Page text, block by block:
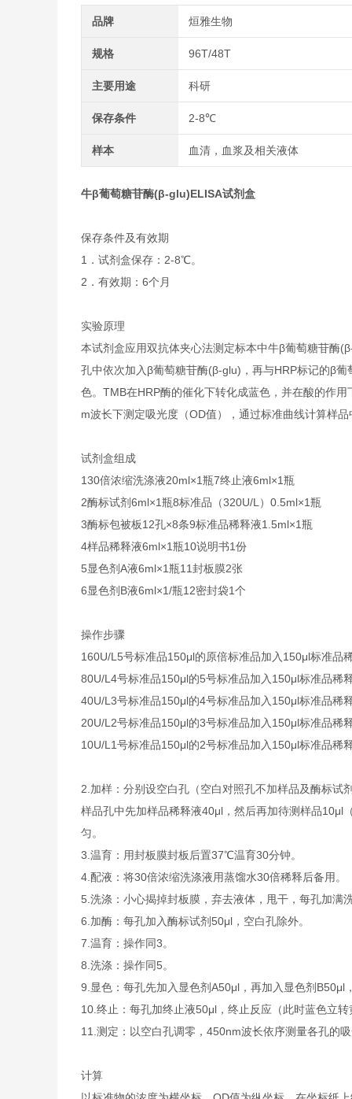
品牌 烜雅生物
规格 96T/48T
主要用途 科研
保存条件 2-8℃
样本 血清，血浆及相关液体
牛β葡萄糖苷酶(β-glu)ELISA试剂盒
保存条件及有效期
1．试剂盒保存：2-8℃。
2．有效期：6个月
实验原理
本试剂盒应用双抗体夹心法测定标本中牛β葡萄糖苷酶
孔中依次加入β葡萄糖苷酶(β-glu)，再与HRP标记的β
色。TMB在HRP酶的催化下转化成蓝色，并在酸的作
m波长下测定吸光度（OD值），通过标准曲线计算样
试剂盒组成
130倍浓缩洗涤液20ml×1瓶7终止液6ml×1瓶
2酶标试剂6ml×1瓶8标准品（320U/L） 0.5ml×1瓶
3酶标包被板12孔×8条9标准品稀释液1.5ml×1瓶
4样品稀释液6ml×1瓶10说明书1份
5显色剂A液6ml×1瓶11封板膜2张
6显色剂B液6ml×1/瓶12密封袋1个
操作步骤
160U/L 5号标准品150μl的原倍标准品加入150μl标准品
80U/L 4号标准品150μl的5号标准品加入150μl标准品稀
40U/L 3号标准品150μl的4号标准品加入150μl标准品稀
20U/L 2号标准品150μl的3号标准品加入150μl标准品稀
10U/L 1号标准品150μl的2号标准品加入150μl标准品稀
2.加样：分别设空白孔（空白对照孔不加样品及酶标试
样品孔中先加样品稀释液40μl，然后再加待测样品10μl
匀。
3.温育：用封板膜封板后置37℃温育30分钟。
4.配液：将30倍浓缩洗涤液用蒸馏水30倍稀释后备用。
5.洗涤：小心揭掉封板膜，弃去液体，甩干，每孔加满
6.加酶：每孔加入酶标试剂50μl，空白孔除外。
7.温育：操作同3。
8.洗涤：操作同5。
9.显色：每孔先加入显色剂A50μl，再加入显色剂
10.终止：每孔加终止液50μl，终止反应（此时蓝色立转
11.测定：以空白孔调零，450nm波长依序测量各孔的
计算